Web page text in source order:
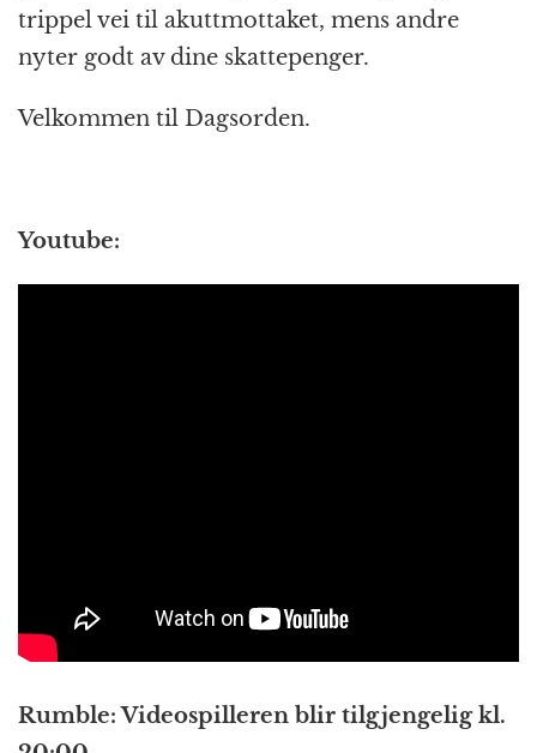
trippel vei til akuttmottaket, mens andre
nyter godt av dine skattepenger.
Velkommen til Dagsorden.
Youtube:
Rumble: Videospilleren blir tilgjengelig kl.